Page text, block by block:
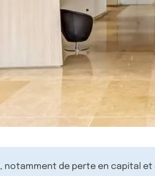
, notamment de perte en capital et